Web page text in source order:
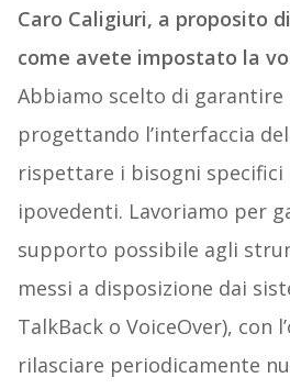
Caro Caligiuri, a proposito
come avete impostato la
Abbiamo scelto di garantire
progettando l’interfaccia
rispettare i bisogni
ipovedenti. Lavoriamo per
supporto possibile agli
messi a disposizione dai
TalkBack o VoiceOver), con
rilasciare periodicamente